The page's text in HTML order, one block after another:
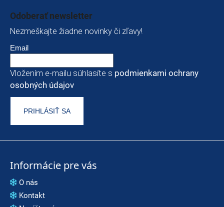
Odoberať newsletter
Nezmeškajte žiadne novinky či zľavy!
Email
Vložením e-mailu súhlasíte s podmienkami ochrany
osobných údajov
PRIHLÁSIŤ SA
Informácie pre vás
O nás
Kontakt